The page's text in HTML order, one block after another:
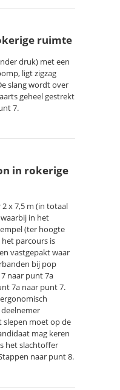
ruimte
druk) met een
ligt zigzag
slang wordt over
geheel gestrekt
7.
in rokerige
x 7,5 m (in totaal
in het
(ter hoogte
parcours is
vastgepakt waar
bij pop
naar punt 7a
7a naar punt 7.
slepen moet op de
mag keren
het slachtoffer
naar punt 8.